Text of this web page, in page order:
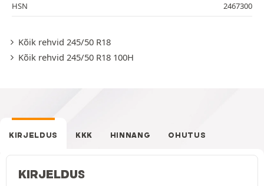
HSN
2467300
Kõik rehvid 245/50 R18
Kõik rehvid 245/50 R18 100H
KIRJELDUS KKK HINNANG OHUTUS
KIRJELDUS